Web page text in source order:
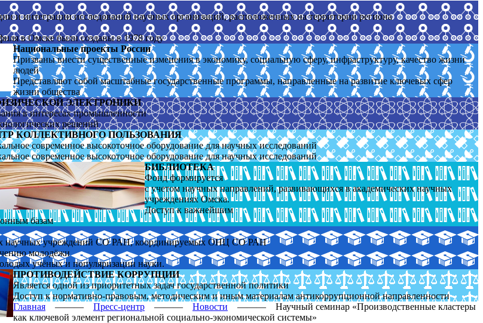
и интеграции исследований научных организаций, расположенных на территории региона
в Омске были созданы в 1978 году
Национальные проекты России
Призваны внести существенные изменения в экономику, социальную сферу, инфраструктуру, качество жизни
людей
Представляют собой масштабные государственные программы, направленные на развитие ключевых сфер
жизни общества
ЭЛЕКТРОНИКИ
в интересах промышленности
решений
КОЛЛЕКТИВНОГО ПОЛЬЗОВАНИЯ
современное высокоточное оборудование для научных исследований
современное высокоточное оборудование для научных исследований
БИБЛИОТЕКА
Фонд формируется
с уче­том научных направлений, развивающихся в академических научных
учреждениях Омска.
Доступ к важнейшим
базам
научных учреждений СО РАН, координируемых ОНЦ СО РАН
молодёжи
учёных и популяризации науки.
ПРОТИВОДЕЙСТВИЕ КОРРУПЦИИ
Является одной из приоритетных задач государственной политики
Доступ к нормативно-правовым, методическим и иным материалам антикоррупционной направленности
Главная
——— Пресс-центр ——— Новости ———
Научный семинар «Производственные кластеры
как ключевой элемент региональной социально-экономической системы»